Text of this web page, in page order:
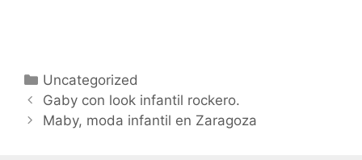
Categorías
Uncategorized
Navegación
de
Gaby con look infantil rockero.
Maby, moda infantil en Zaragoza